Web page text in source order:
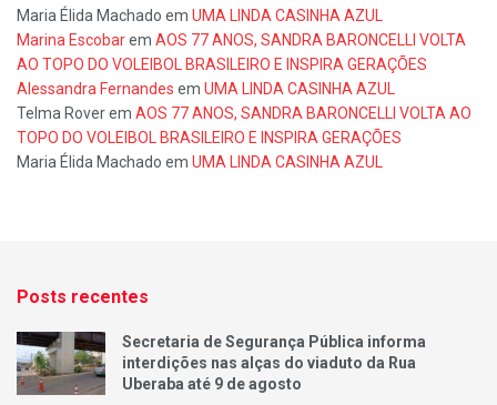
Maria Élida Machado em UMA LINDA CASINHA AZUL
Marina Escobarem AOS 77 ANOS, SANDRA BARONCELLI VOLTA
AO TOPO DO VOLEIBOL BRASILEIRO E INSPIRA GERAÇÕES
Alessandra Fernandes em UMA LINDA CASINHA AZUL
Telma Roverem AOS 77 ANOS, SANDRA BARONCELLI VOLTA AO
TOPO DO VOLEIBOL BRASILEIRO E INSPIRA GERAÇÕES
Maria Élida Machado em UMA LINDA CASINHA AZUL
Posts recentes
Secretaria de Segurança Pública informa
interdições nas alças do viaduto da Rua
Uberaba até 9 de agosto